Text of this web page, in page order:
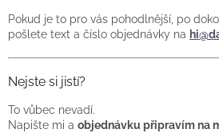
Pokud je to pro vás pohodlnější, po
pošlete text a číslo objednávky na
Nejste si jistí?
To vůbec nevadí.
Napište mi a objednávku připravím na